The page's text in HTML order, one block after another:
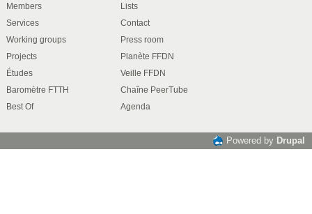
Members
Services
Working groups
Projects
Études
Baromètre FTTH
Best Of
Lists
Contact
Press room
Planète FFDN
Veille FFDN
Chaîne PeerTube
Agenda
Powered by Drupal